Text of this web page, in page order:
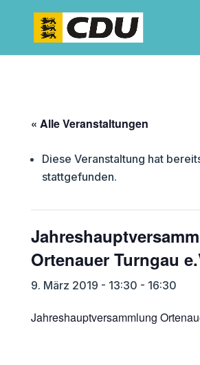
« Alle Veranstaltungen
Diese Veranstaltung hat
stattgefunden.
Ortenauer Turngau
9. März 2019 - 13:30 - 16:30
Jahreshauptversammlung